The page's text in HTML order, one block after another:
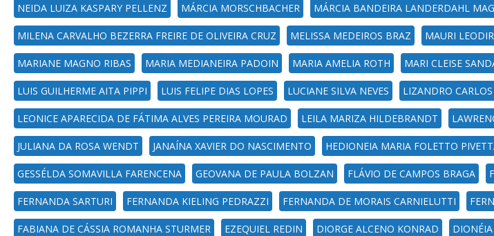
NEIDA LUIZA KASPARY PELLENZ MÁRCIA MORSCHBACHER MÁRCIA BANDEIRA LANDERDAHL
MILENA CARVALHO BEZERRA FREIRE DE OLIVEIRA CRUZ MELISSA MEDEIROS BRAZ MAURI
MARIANE MAGNO RIBAS MARIA MEDIANEIRA PADOIN MARIA AMELIA ROTH MARI CLEISE
LUIS GUILHERME AITA PIPPI LUIS FELIPE DIAS LOPES LUCIANE SILVA NEVES LIZANDRO
LEONICE APARECIDA DE FÁTIMA ALVES PEREIRA MOURAD LEILA MARIZA HILDEBRANDT
JULIANA DA ROSA WENDT JANAÍNA XAVIER DO NASCIMENTO HEDIONEIA MARIA FOLETTO
GESSÉLDA SOMAVILLA FARENCENA GEOVANA DE PAULA BOLZAN FLÁVIO DE CAMPOS BRAGA
FERNANDA SARTURI FERNANDA KIELING PEDRAZZI FERNANDA DE MORAIS CARNIELUTTI
FABIANA DE CÁSSIA ROMANHA STURMER EZEQUIEL REDIN DIORGE ALCENO KONRAD